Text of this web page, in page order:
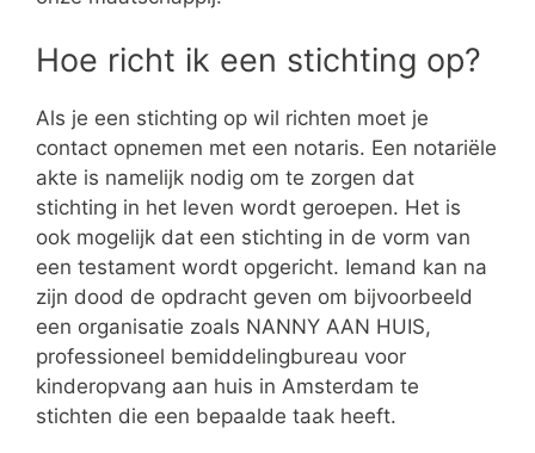
Hoe richt ik een stichting op?
Als je een stichting op wil richten moet je
contact opnemen met een notaris. Een notariële
akte is namelijk nodig om te zorgen dat
stichting in het leven wordt geroepen. Het is
ook mogelijk dat een stichting in de vorm van
een testament wordt opgericht. Iemand kan na
zijn dood de opdracht geven om bijvoorbeeld
een organisatie zoals NANNY AAN HUIS,
professioneel bemiddelingbureau voor
kinderopvang aan huis in Amsterdam te
stichten die een bepaalde taak heeft.